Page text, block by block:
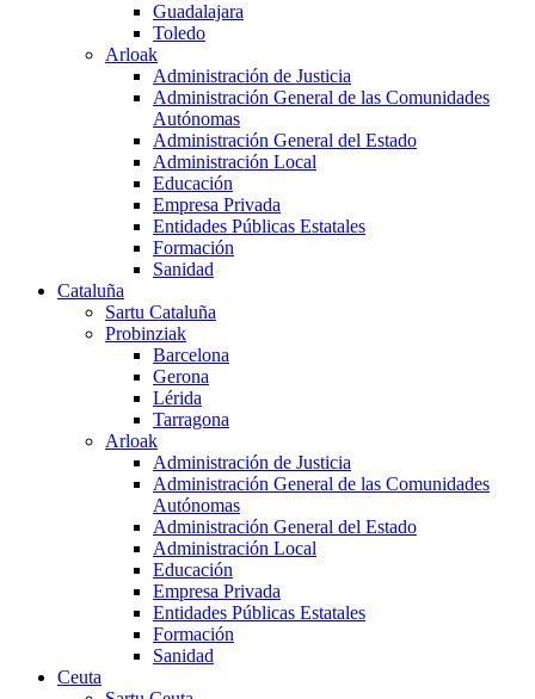
Guadalajara
Toledo
Arloak
Administración de Justicia
Administración General de las Comunidades
Autónomas
Administración General del Estado
Administración Local
Educación
Empresa Privada
Entidades Públicas Estatales
Formación
Sanidad
Cataluña
Sartu Cataluña
Probinziak
Barcelona
Gerona
Lérida
Tarragona
Arloak
Administración de Justicia
Administración General de las Comunidades
Autónomas
Administración General del Estado
Administración Local
Educación
Empresa Privada
Entidades Públicas Estatales
Formación
Sanidad
Ceuta